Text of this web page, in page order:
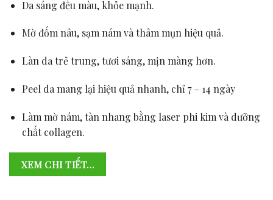
Da sáng đều màu, khỏe mạnh.
Mờ đốm nâu, sạm nám và thâm mụn hiệu quả.
Làn da trẻ trung, tươi sáng, mịn màng hơn.
Peel da mang lại hiệu quả nhanh, chỉ 7 – 14 ngày
Làm mờ nám, tàn nhang bằng laser phi kim và dưỡng
chất collagen.
XEM CHI TIẾT…